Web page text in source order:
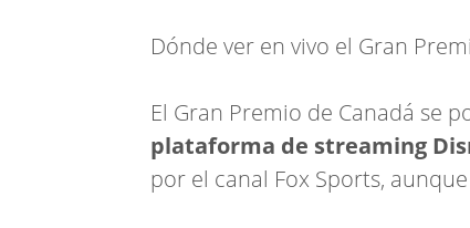
Dónde ver en vivo el Gran
El Gran Premio de Canadá se
plataforma de streaming
por el canal Fox Sports,